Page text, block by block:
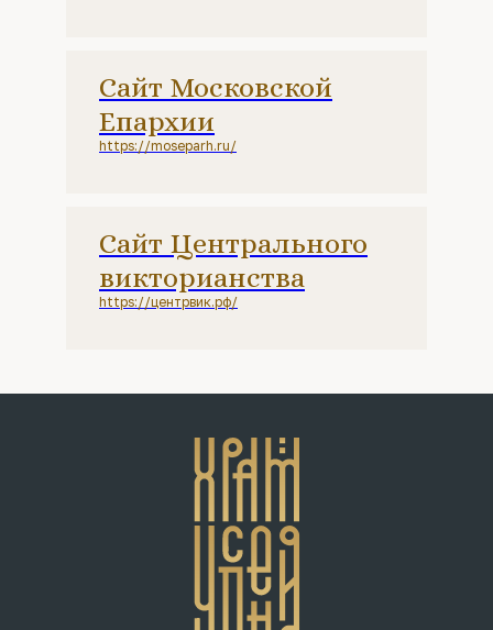
Сайт Центрального
викторианства
https://центрвик.рф/
Сайт Московской
Епархии
https://moseparh.ru/